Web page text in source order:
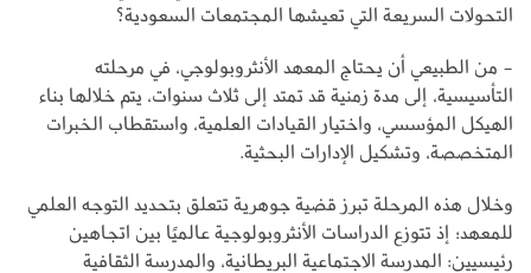
التحولات السريعة التي تعيشها المجتمعات السعودية؟
- من الطبيعي أن يحتاج المعهد الأنثروبولوجي، في مرحلته
التأسيسية، إلى مدة زمنية قد تمتد إلى ثلاث سنوات، يتم خلالها بناء
الهيكل المؤسسي، واختيار القيادات العلمية، واستقطاب الخبرات
المتخصصة، وتشكيل الإدارات البحثية.
وخلال هذه المرحلة تبرز قضية جوهرية تتعلق بتحديد التوجه العلمي
للمعهد؛ إذ تتوزع الدراسات الأنثروبولوجية عالميًا بين اتجاهين
رئيسيين: المدرسة الاجتماعية البريطانية، والمدرسة الثقافية